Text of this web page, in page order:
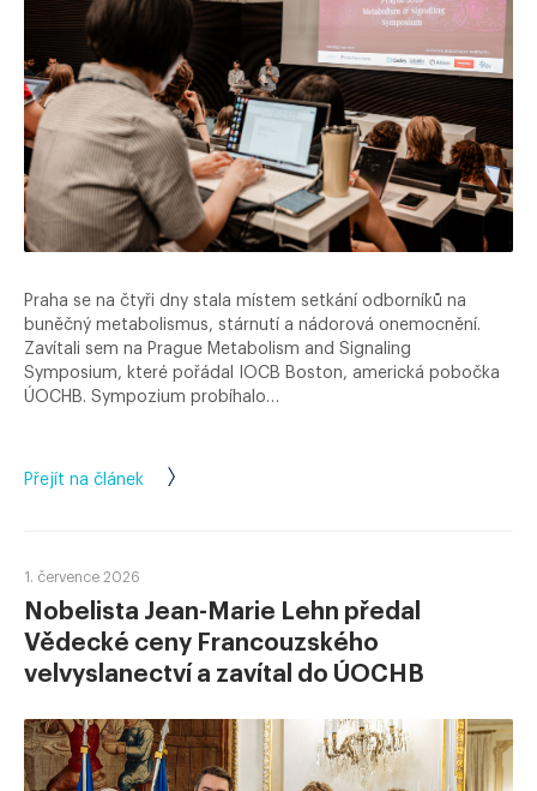
Praha se na čtyři dny stala místem setkání odborníků na
buněčný metabolismus, stárnutí a nádorová onemocnění.
Zavítali sem na Prague Metabolism and Signaling
Symposium, které pořádal IOCB Boston, americká pobočka
ÚOCHB. Sympozium probíhalo…
Přejít na článek
1. července 2026
Nobelista Jean-Marie Lehn předal
Vědecké ceny Francouzského
velvyslanectví a zavítal do ÚOCHB